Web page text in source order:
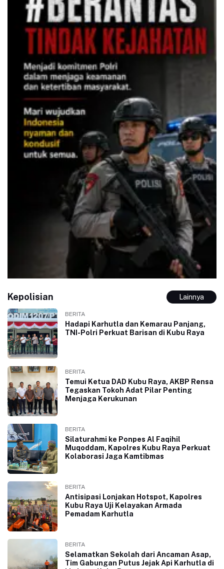
Kepolisian Lainnya
BERITA
Hadapi Karhutla dan Kemarau Panjang,
TNI-Polri Perkuat Barisan di Kubu Raya
BERITA
Temui Ketua DAD Kubu Raya, AKBP Rensa
Tegaskan Tokoh Adat Pilar Penting
Menjaga Kerukunan
BERITA
Silaturahmi ke Ponpes Al Faqihil
Muqoddam, Kapolres Kubu Raya Perkuat
Kolaborasi Jaga Kamtibmas
BERITA
Antisipasi Lonjakan Hotspot, Kapolres
Kubu Raya Uji Kelayakan Armada
Pemadam Karhutla
BERITA
Selamatkan Sekolah dari Ancaman Asap,
Tim Gabungan Putus Jejak Api Karhutla di